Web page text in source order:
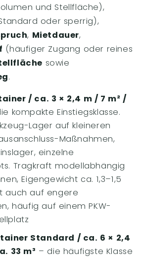
und Stellfläche),
oder sperrig),
, Mietdauer,
(häufiger Zugang oder reines
sowie
.
/ ca. 3 × 2,4 m / 7 m² /
kompakte Einstiegsklasse.
Lager auf kleineren
Maßnahmen,
einzelne
Tragkraft modellabhängig
Eigengewicht ca. 1,3–1,5
auch auf engere
häufig auf einem PKW-
Standard / ca. 6 × 2,4
33 m³ – die häufigste Klasse